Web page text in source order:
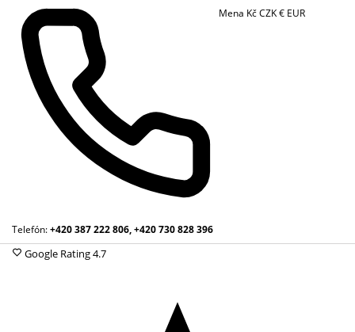
Telefón:+420 387 222 806, +420 730 828 396
Mena KčCZK€ EUR
Google Rating4.7